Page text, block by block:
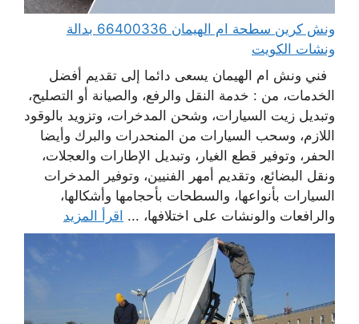
ونش كرين سطحة ام الهيمان 66400336 بدالة
ونشات الكويت
فني ونش ام الهيمان يسعى دائما إلى تقديم أفضل
الخدمات، من : خدمة النقل والرفع، والصيانة أو التصليح،
وتبديل زيت السيارات، وشحن المدخرات، وتزويد بالوقود
اللازم، وسحب السيارات من المنحدرات والبرك وأيضا
الحفر، وتوفير قطع الغيار، وتبديل الإطارات والعجلات،
ونقل البضائع، وتقديم أمهر الفنيين، وتوفير المدخرات
السيارات بأنواعها، والسطحات بأحجامها وأشكالها،
والرافعات والونشات على اختلافها، ... اقرأ المزيد